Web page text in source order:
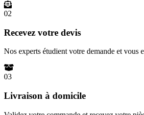
02
Recevez votre devis
Nos experts étudient votre demande et
03
Livraison à domicile